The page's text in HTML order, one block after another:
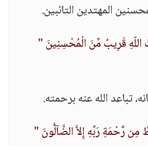
المهتدين التائبين.
قَرِيبٌ مِّنَ الْمُحْسِنِينَ "
تباعد الله عنه برحمته.
رَّحْمَةِ رَبِّهِ إِلاَّ الضَّآلُّونَ "